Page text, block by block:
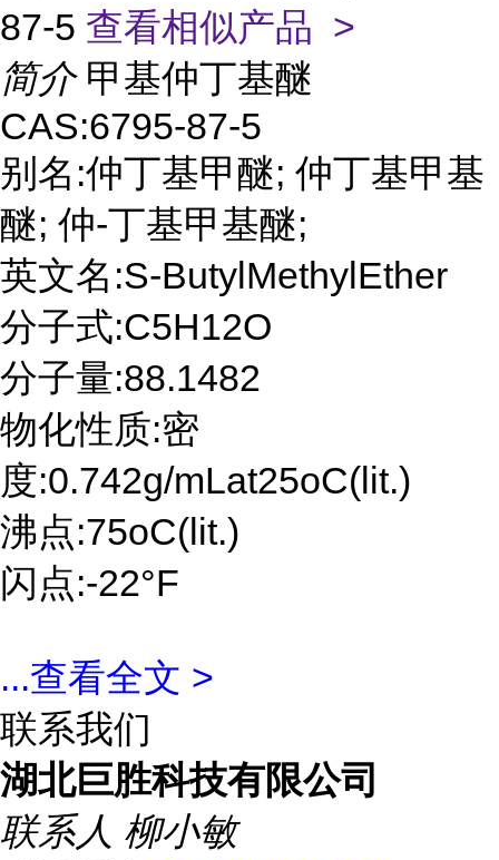
87-5 查看相似产品 >
简介 甲基仲丁基醚
CAS:6795-87-5
别名:仲丁基甲醚; 仲丁基甲基
醚; 仲-丁基甲基醚;
英文名:S-ButylMethylEther
分子式:C5H12O
分子量:88.1482
物化性质:密
度:0.742g/mLat25oC(lit.)
沸点:75oC(lit.)
闪点:-22°F
...查看全文 >
联系我们
湖北巨胜科技有限公司
联系人 柳小敏